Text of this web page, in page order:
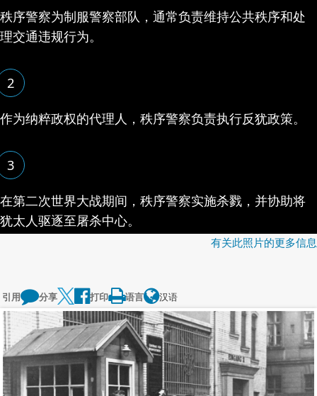
有关此照片的更多信息
秩序警察为制服警察部队，通常负责维持公共秩序和处
理交通违规行为。
2
作为纳粹政权的代理人，秩序警察负责执行反犹政策。
3
在第二次世界大战期间，秩序警察实施杀戮，并协助将
犹太人驱逐至屠杀中心。
引用 分享 打印 语言 汉语